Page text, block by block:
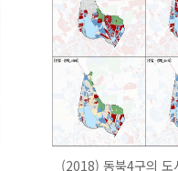
(2018) 동북4구의 도